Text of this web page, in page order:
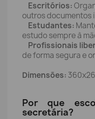
Escritórios:
outros documentos
Estudantes:
estudo sempre à
Profissionais
de forma segura e
Dimensões:
Por que
secretária?